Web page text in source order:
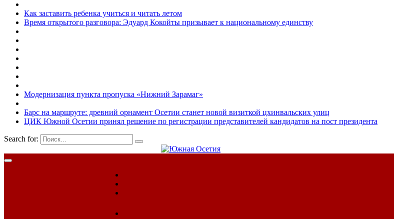
Как заставить ребенка учиться и читать летом
Время открытого разговора: Эдуард Кокойты призывает к национальному единству
Модернизация пункта пропуска «Нижний Зарамаг»
Барс на маршруте: древний орнамент Осетии станет новой визиткой цхинвальских улиц
ЦИК Южной Осетии принял решение по регистрации представителей кандидатов на пост президента
Search for: